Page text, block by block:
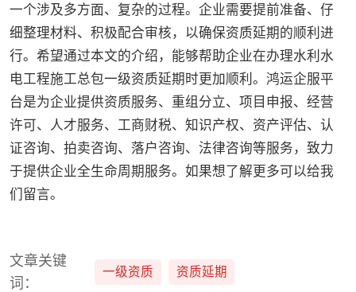
一个涉及多方面、复杂的过程。企业需要提前准备、仔
细整理材料、积极配合审核，以确保资质延期的顺利进
行。希望通过本文的介绍，能够帮助企业在办理水利水
电工程施工总包一级资质延期时更加顺利。鸿运企服平
台是为企业提供资质服务、重组分立、项目申报、经营
许可、人才服务、工商财税、知识产权、资产评估、认
证咨询、拍卖咨询、落户咨询、法律咨询等服务，致力
于提供企业全生命周期服务。如果想了解更多可以给我
们留言。
文章关键
词：
一级资质 资质延期